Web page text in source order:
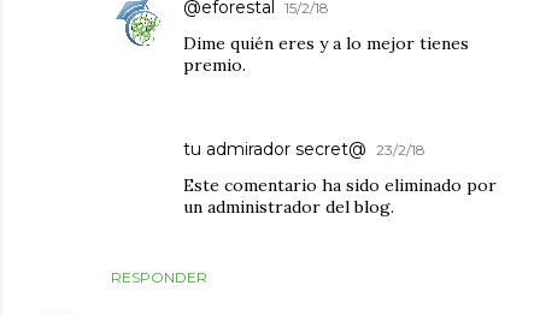
RESPONDER
@eforestal 15/2/18
Dime quién eres y a lo mejor tienes
premio.
tu admirador secret@ 23/2/18
Este comentario ha sido eliminado por
un administrador del blog.